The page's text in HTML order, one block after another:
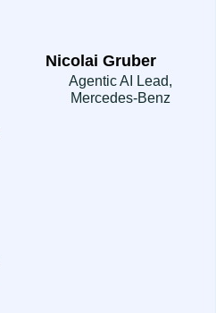
Nicolai Gruber
Agentic AI Lead,
Mercedes-Benz